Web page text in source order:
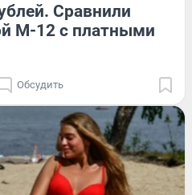
Сравнили
М-12 с платными
Обсудить